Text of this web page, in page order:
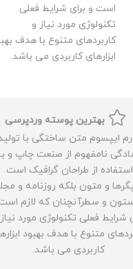
است و برای شرایط فعلی
تکنولوژی مورد نیاز و
کاربردهای متنوع با هدف
ابزارهای کاربردی می باشد.
بهترین پوسته وردپرسی
ایپسوم متن ساختگی با
نامفهوم از صنعت چاپ و با
استفاده از طراحان گرافیک است.
و متون بلکه روزنامه و
و سطرآنچنان که لازم
شرایط فعلی تکنولوژی مورد
متنوع با هدف بهبود
کاربردی می باشد.